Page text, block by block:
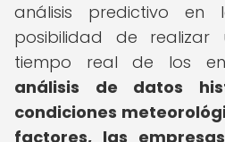
análisis predictivo
posibilidad de realizar
tiempo real de los
análisis de datos
condiciones
factores, las